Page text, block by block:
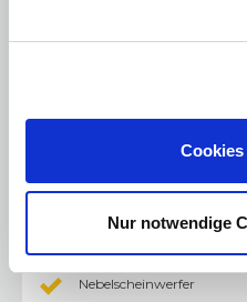
Nur notwendige
Licht:
Nebelscheinwerfer